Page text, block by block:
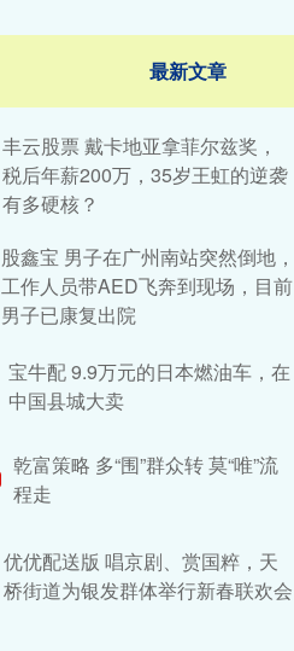
最新文章
丰云股票 戴卡地亚拿菲尔兹奖，
税后年薪200万，35岁王虹的逆袭
有多硬核？
股鑫宝 男子在广州南站突然倒地，
工作人员带AED飞奔到现场，目前
男子已康复出院
宝牛配 9.9万元的日本燃油车，在
中国县城大卖
乾富策略 多“围”群众转 莫“唯”流
程走
优优配送版 唱京剧、赏国粹，天
桥街道为银发群体举行新春联欢会